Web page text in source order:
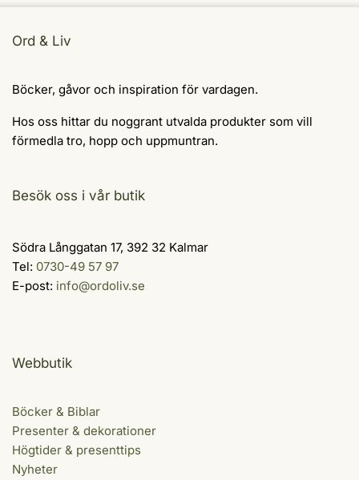
Ord & Liv
Böcker, gåvor och inspiration för vardagen.
Hos oss hittar du noggrant utvalda produkter som vill
förmedla tro, hopp och uppmuntran.
Besök oss i vår butik
Södra Långgatan 17, 392 32 Kalmar
Tel: 0730-49 57 97
E-post: info@ordoliv.se
Webbutik
Böcker & Biblar
Presenter & dekorationer
Högtider & presenttips
Nyheter